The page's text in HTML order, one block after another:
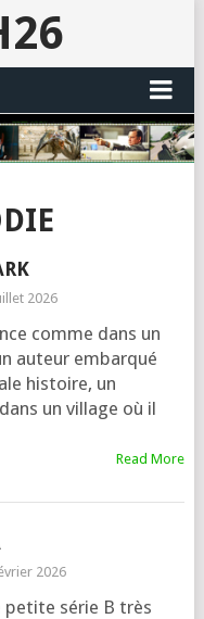
2026
comme dans un
auteur embarqué
histoire, un
un village où il
Read More
2026
petite série B très